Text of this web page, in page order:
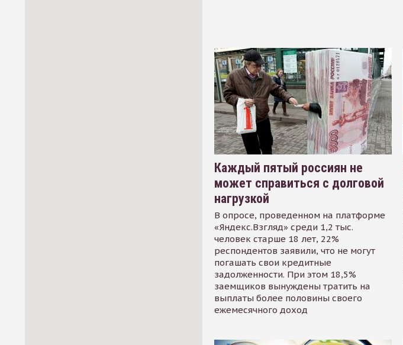
Каждый пятый россиян не
может справиться с долговой
нагрузкой
В опросе, проведенном на платформе
«Яндекс.Взгляд» среди 1,2 тыс.
человек старше 18 лет, 22%
респондентов заявили, что не могут
погашать свои кредитные
задолженности. При этом 18,5%
заемщиков вынуждены тратить на
выплаты более половины своего
ежемесячного доход